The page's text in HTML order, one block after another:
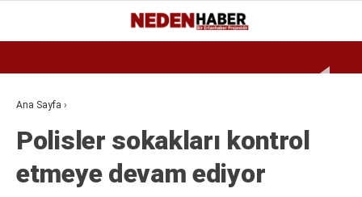
30°
BURSA
EKONOMI
BIYOGRAFI
Ana Sayfa ›
Polisler sokakları kontrol
etmeye devam ediyor